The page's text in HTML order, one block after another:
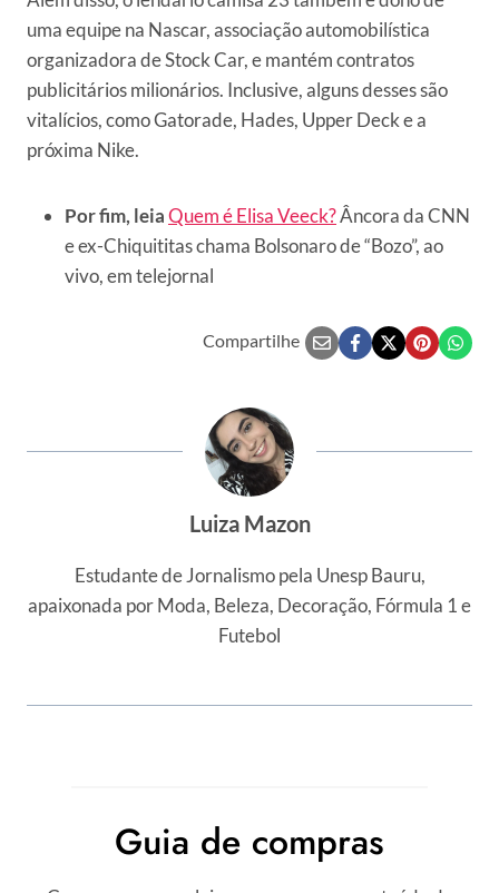
uma equipe na Nascar, associação automobilística
organizadora de Stock Car, e mantém contratos
publicitários milionários. Inclusive, alguns desses são
vitalícios, como Gatorade, Hades, Upper Deck e a
próxima Nike.
Por fim, leiaQuem é Elisa Veeck?Âncora da CNN
e ex-Chiquititas chama Bolsonaro de “Bozo”, ao
vivo, em telejornal
Compartilhe
Luiza Mazon
Estudante de Jornalismo pela Unesp Bauru,
apaixonada por Moda, Beleza, Decoração, Fórmula 1 e
Futebol
Guia de compras